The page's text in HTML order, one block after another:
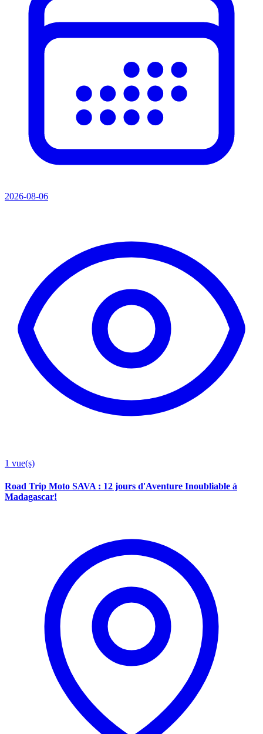
2026-08-06
1 vue(s)
Road Trip Moto SAVA : 12 jours d'Aventure Inoubliable à
Madagascar!